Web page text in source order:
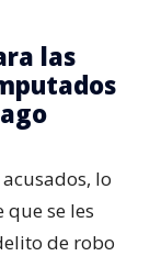
las
lo
se les
de robo